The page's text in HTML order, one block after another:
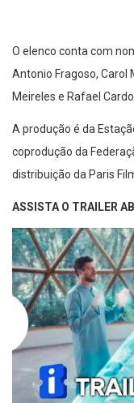
O elenco conta com
Antonio Fragoso, Carol
Meireles e Rafael
A produção é da
coprodução da
distribuição da Paris
ASSISTA O TRAILER